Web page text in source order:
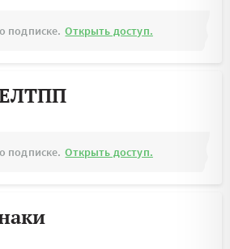
подписке. Открыть доступ.
подписке. Открыть доступ.